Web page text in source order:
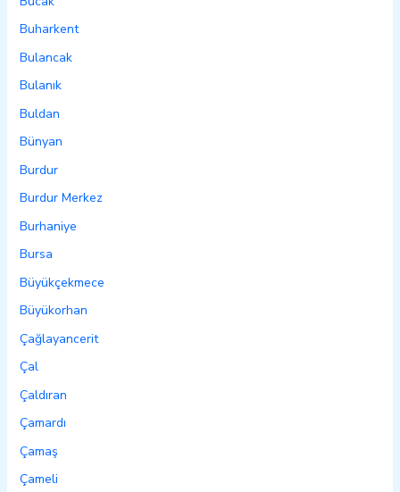
Buharkent
Bulancak
Bulanık
Buldan
Bünyan
Burdur
Burdur Merkez
Burhaniye
Bursa
Büyükçekmece
Büyükorhan
Çağlayancerit
Çal
Çaldıran
Çamardı
Çamaş
Çameli